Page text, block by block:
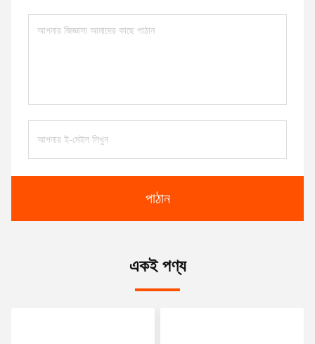
পাঠান
একই পণ্য